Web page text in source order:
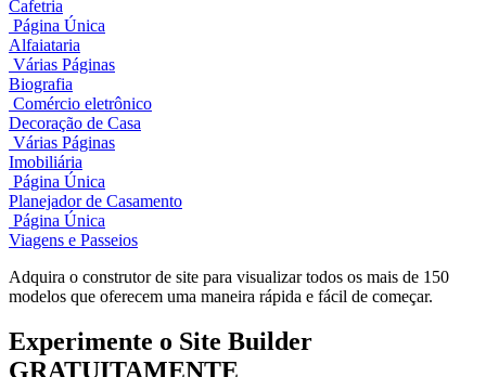
Cafetria
Página Única
Alfaiataria
Várias Páginas
Biografia
Comércio eletrônico
Decoração de Casa
Várias Páginas
Imobiliária
Página Única
Planejador de Casamento
Página Única
Viagens e Passeios
Adquira o construtor de site para visualizar todos os mais de 150
modelos que oferecem uma maneira rápida e fácil de começar.
Experimente o Site Builder
GRATUITAMENTE